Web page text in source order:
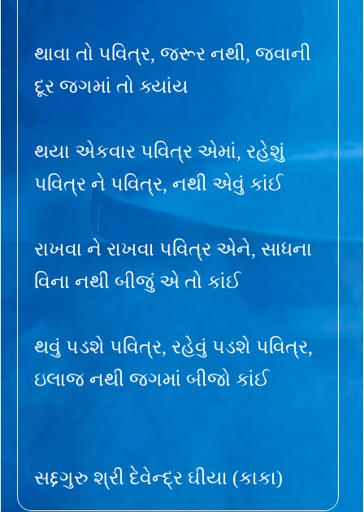
થાવા તો પવિત્ર, જરૂર નથી, જવાની
દૂર જગમાં તો ક્યાંય
થયા એકવાર પવિત્ર એમાં, રહેશું
પવિત્ર ને પવિત્ર, નથી એવું કાંઈ
રાખવા ને રાખવા પવિત્ર એને, સાધના
વિના નથી બીજું એ તો કાંઈ
થવું પડશે પવિત્ર, રહેવું પડશે પવિત્ર,
ઇલાજ નથી જગમાં બીજો કાંઈ
સદ્દગુરુ શ્રી દેવેન્દ્ર ઘીયા (કાકા)